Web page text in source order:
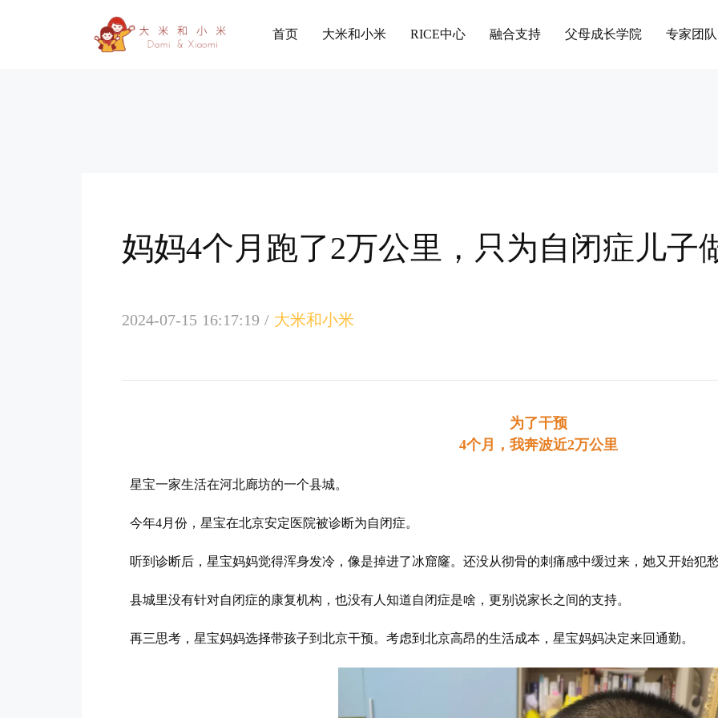
首页 大米和小米 RICE中心 融合支持 父母成长学院 专家团队
妈妈4个月跑了2万公里，只为自闭症儿子
2024-07-15 16:17:19 / 大米和小米
为了干预
4个月，我奔波近2万公里
星宝一家生活在河北廊坊的一个县城。
今年4月份，星宝在北京安定医院被诊断为自闭症。
听到诊断后，星宝妈妈觉得浑身发冷，像是掉进了冰窟窿。还没从彻骨的刺痛感中缓过来，她又开始犯
县城里没有针对自闭症的康复机构，也没有人知道自闭症是啥，更别说家长之间的支持。
再三思考，星宝妈妈选择带孩子到北京干预。考虑到北京高昂的生活成本，星宝妈妈决定来回通勤。